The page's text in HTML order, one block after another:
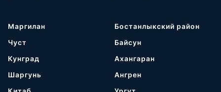
Маргилан
Чуст
Кунград
Шаргунь
Бостанлыкский район
Байсун
Ахангаран
Ангрен